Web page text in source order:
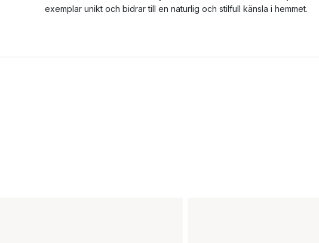
exemplar unikt och bidrar till en naturlig och stilfull känsla i hemmet.